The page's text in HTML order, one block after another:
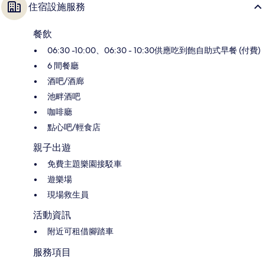
住宿設施服務
餐飲
06:30 -10:00、06:30 - 10:30供應吃到飽自助式早餐 (付費)
6 間餐廳
酒吧/酒廊
池畔酒吧
咖啡廳
點心吧/輕食店
親子出遊
免費主題樂園接駁車
遊樂場
現場救生員
活動資訊
附近可租借腳踏車
服務項目